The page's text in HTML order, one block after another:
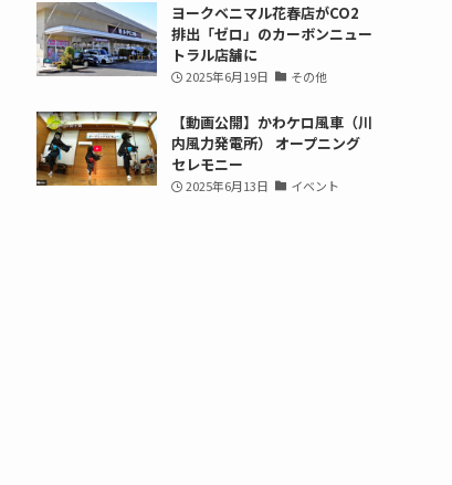
ヨークベニマル花春店がCO2
排出「ゼロ」のカーボンニュー
トラル店舗に
2025年6月19日 その他
【動画公開】かわケロ風車（川
内風力発電所） オープニング
セレモニー
2025年6月13日 イベント